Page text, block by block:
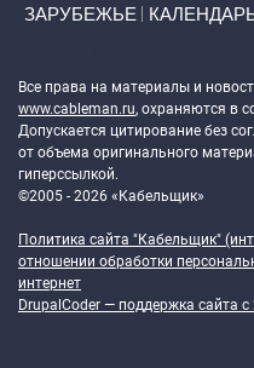
ЗАРУБЕЖЬЕ
Все права на материалы и
www.cableman.ru, охраняются в
Допускается цитирование без
от объема оригинального
гиперссылкой.
©2005 - 2026 «Кабельщик»
Политика сайта "Кабельщик"
отношении обработки
интернет
DrupalCoder — поддержка сайта c